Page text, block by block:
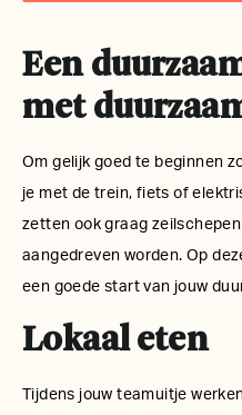
Een
met
Om gelijk goed te beginnen
je met de trein, fiets of
zetten ook graag
aangedreven worden. Op
een goede start van jouw
Lokaal eten
Tijdens jouw teamuitje